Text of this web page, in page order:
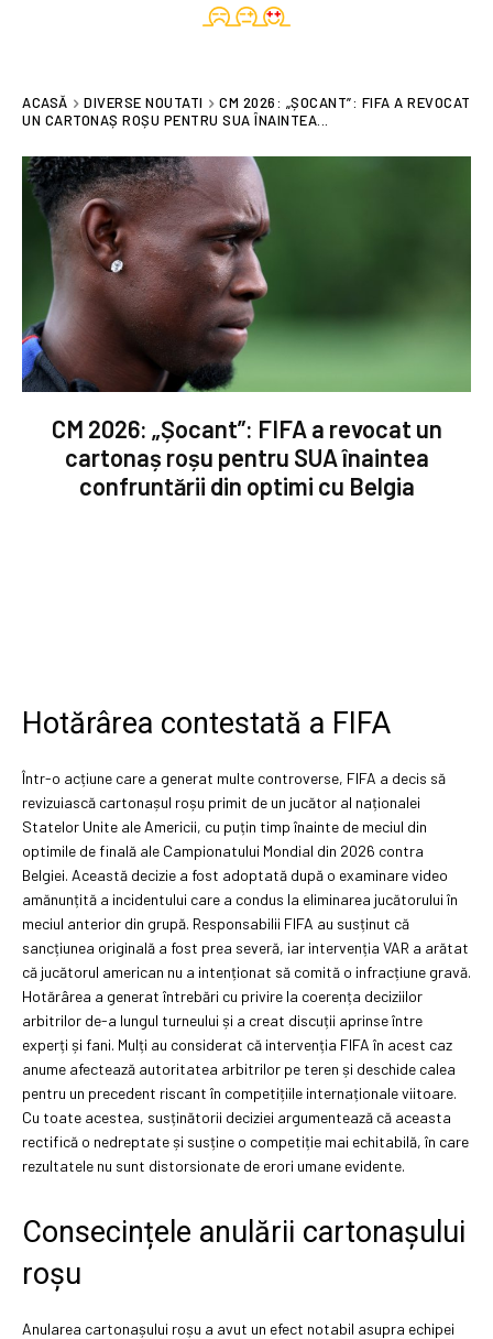
ACASĂ DIVERSE NOUTATI
CM 2026: „ȘOCANT”: FIFA A REVOCAT
UN CARTONAȘ ROȘU PENTRU SUA ÎNAINTEA...
CM 2026: „Șocant”: FIFA a revocat un
cartonaș roșu pentru SUA înaintea
confruntării din optimi cu Belgia
Hotărârea contestată a FIFA
Într-o acțiune care a generat multe controverse, FIFA a decis să
revizuiască cartonașul roșu primit de un jucător al naționalei
Statelor Unite ale Americii, cu puțin timp înainte de meciul din
optimile de finală ale Campionatului Mondial din 2026 contra
Belgiei. Această decizie a fost adoptată după o examinare video
amănunțită a incidentului care a condus la eliminarea jucătorului în
meciul anterior din grupă. Responsabilii FIFA au susținut că
sancțiunea originală a fost prea severă, iar intervenția VAR a arătat
că jucătorul american nu a intenționat să comită o infracțiune gravă.
Hotărârea a generat întrebări cu privire la coerența deciziilor
arbitrilor de-a lungul turneului și a creat discuții aprinse între
experți și fani. Mulți au considerat că intervenția FIFA în acest caz
anume afectează autoritatea arbitrilor pe teren și deschide calea
pentru un precedent riscant în competițiile internaționale viitoare.
Cu toate acestea, susținătorii deciziei argumentează că aceasta
rectifică o nedreptate și susține o competiție mai echitabilă, în care
rezultatele nu sunt distorsionate de erori umane evidente.
Consecințele anulării cartonașului
roșu
Anularea cartonașului roșu a avut un efect notabil asupra echipei